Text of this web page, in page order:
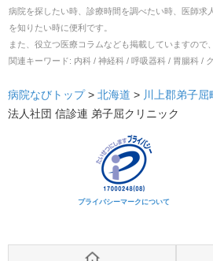
病院を探したい時、診療時間を調べたい時、医師求
を知りたい時に便利です。
また、役立つ医療コラムなども掲載していますので
関連キーワード: 内科 / 神経科 / 呼吸器科 / 胃腸科 /
病院なびトップ> 北海道 > 川上郡弟子屈
法人社団 信診連 弟子屈クリニック
プライバシーマークについて